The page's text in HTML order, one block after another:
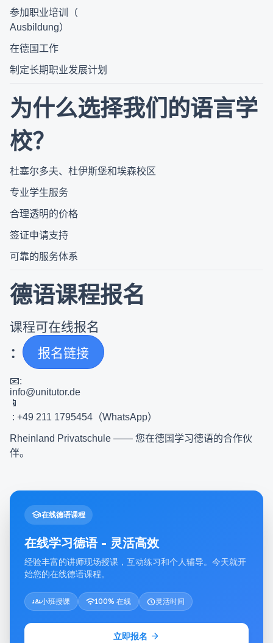
参加职业培训（
Ausbildung）
在德国工作
制定长期职业发展计划
为什么选择我们的语言学
校？
杜塞尔多夫、杜伊斯堡和埃森校区
专业学生服务
合理透明的价格
签证申请支持
可靠的服务体系
德语课程报名
课程可在线报名
：
报名链接
📧:
info@unitutor.de
📱
: +49 211 1795454 （WhatsApp）
Rheinland Privatschule —— 您在德国学习德语的合作伙
伴。
school在线德语课程
在线学习德语 - 灵活高效
经验丰富的讲师现场授课，互动练习和个人辅导。今天就开
始您的在线德语课程。
groups小班授课 wifi100% 在线 schedule灵活时间
立即报名 arrow_forward